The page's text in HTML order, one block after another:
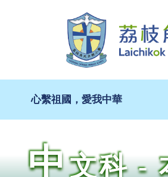
心繫祖國，愛我中華
中文科 -